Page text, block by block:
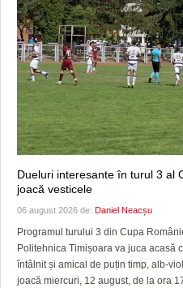
Dueluri interesante în turul 3 al
joacă vesticele
06 august 2026 de: Daniel Neacșu
Programul turului 3 din Cupa
Politehnica Timișoara va juca acasă
întâlnit și amical de puțin timp, alb-
joacă miercuri, 12 august, de la ora